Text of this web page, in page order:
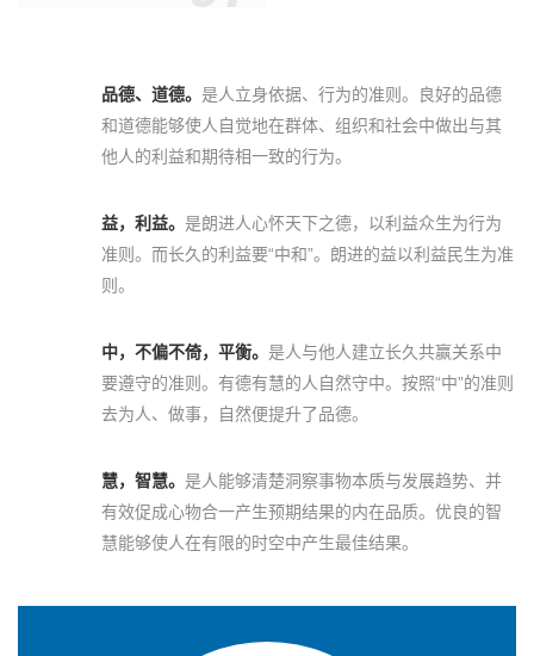
品德、道德。 是人立身依据、行为的准则。良好的品德
和道德能够使人自觉地在群体、组织和社会中做出与其
他人的利益和期待相一致的行为。
益，利益。 是朗进人心怀天下之德，以利益众生为行为
准则。而长久的利益要“中和”。朗进的益以利益民生为准
则。
中，不偏不倚，平衡。 是人与他人建立长久共赢关系中
要遵守的准则。有德有慧的人自然守中。按照“中”的准则
去为人、做事，自然便提升了品德。
慧，智慧。 是人能够清楚洞察事物本质与发展趋势、并
有效促成心物合一产生预期结果的内在品质。优良的智
慧能够使人在有限的时空中产生最佳结果。